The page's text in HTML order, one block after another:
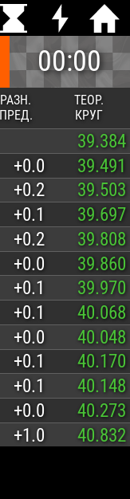
00:00
РАЗН.
ПРЕД.
ТЕОР.
КРУГ
39.384
+0.0
39.491
+0.2
39.503
+0.1
39.697
+0.2
39.808
+0.0
39.860
+0.1
39.970
+0.1
40.068
+0.0
40.048
+0.1
40.170
+0.1
40.148
+0.0
40.273
+1.0 40.832